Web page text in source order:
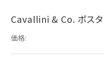
Cavallini & Co. ポスタ
価格: